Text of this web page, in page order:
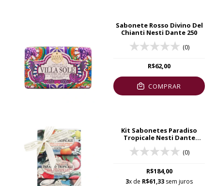
Sabonete Rosso Divino Del
Chianti Nesti Dante 250
(0)
R$62,00
COMPRAR
Kit Sabonetes Paradiso
Tropicale Nesti Dante
3x250g
(0)
R$184,00
3x de R$61,33 sem juros